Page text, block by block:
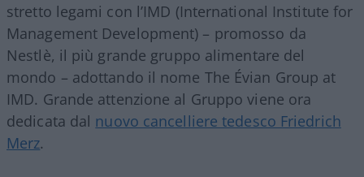
stretto legami con l’IMD (International Institute for
Management Development) – promosso da
Nestlè, il più grande gruppo alimentare del
mondo – adottando il nome The Évian Group at
IMD. Grande attenzione al Gruppo viene ora
dedicata dal nuovo cancelliere tedesco Friedrich
Merz.